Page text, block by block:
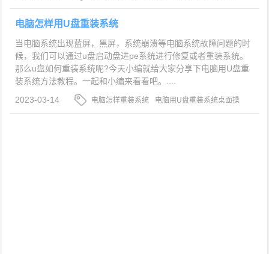
怎么操作
电脑用u盘重装系统方法教程
电脑怎样用U盘重装系统
当电脑系统出现蓝屏，黑屏，系统崩溃等电脑系统故障问题的时
候，我们可以通过u盘启动盘进pe系统进行修复或者重装系统。
那么u盘如何重装系统呢?今天小编就给大家分享下电脑用U盘重
装系统方法教程。一起和小编来看看吧。....
2023-03-14
电脑怎样重装系统
电脑用U盘重装系统桌面操
作
电脑用U盘重装系统方法教程